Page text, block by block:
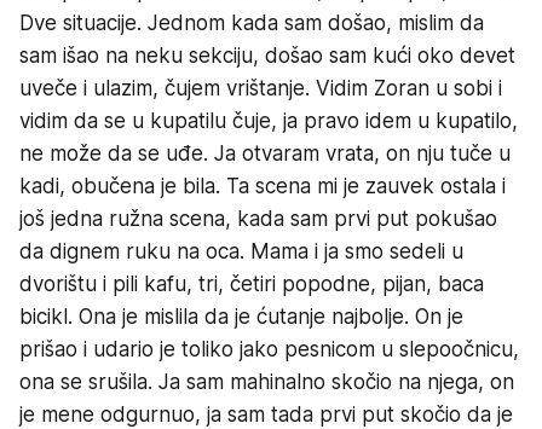
Dve situacije. Jednom kada sam došao, mislim da
sam išao na neku sekciju, došao sam kući oko devet
uveče i ulazim, čujem vrištanje. Vidim Zoran u sobi i
vidim da se u kupatilu čuje, ja pravo idem u kupatilo,
ne može da se uđe. Ja otvaram vrata, on nju tuče u
kadi, obučena je bila. Ta scena mi je zauvek ostala i
još jedna ružna scena, kada sam prvi put pokušao
da dignem ruku na oca. Mama i ja smo sedeli u
dvorištu i pili kafu, tri, četiri popodne, pijan, baca
bicikl. Ona je mislila da je ćutanje najbolje. On je
prišao i udario je toliko jako pesnicom u slepoočnicu,
ona se srušila. Ja sam mahinalno skočio na njega, on
je mene odgurnuo, ja sam tada prvi put skočio da je